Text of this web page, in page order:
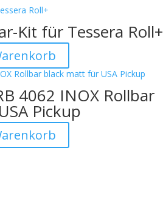
Kit für Tessera Roll+
4062 INOX Rollbar
Pickup